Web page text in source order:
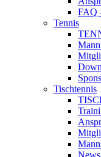
FAQ
Tennis
Tischtennis